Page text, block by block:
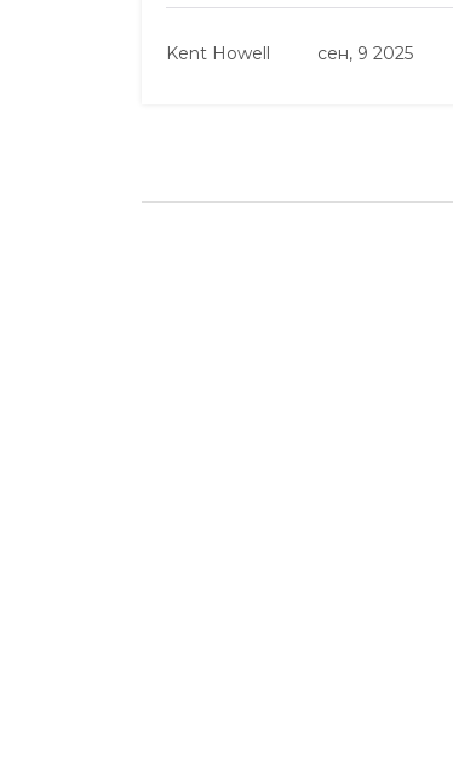
Kent Howell сен, 9 2025